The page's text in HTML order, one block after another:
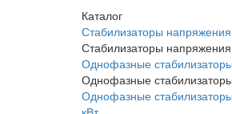
Каталог
Стабилизаторы напряжения
Стабилизаторы напряжения
Однофазные стабилизаторы
Однофазные стабилизаторы
Однофазные